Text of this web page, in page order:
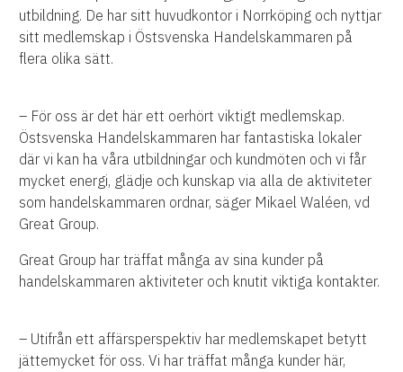
utbildning. De har sitt huvudkontor i Norrköping och nyttjar
sitt medlemskap i Östsvenska Handelskammaren på
flera olika sätt.
– För oss är det här ett oerhört viktigt medlemskap.
Östsvenska Handelskammaren har fantastiska lokaler
där vi kan ha våra utbildningar och kundmöten och vi får
mycket energi, glädje och kunskap via alla de aktiviteter
som handelskammaren ordnar, säger Mikael Waléen, vd
Great Group.
Great Group har träffat många av sina kunder på
handelskammaren aktiviteter och knutit viktiga kontakter.
– Utifrån ett affärsperspektiv har medlemskapet betytt
jättemycket för oss. Vi har träffat många kunder här,